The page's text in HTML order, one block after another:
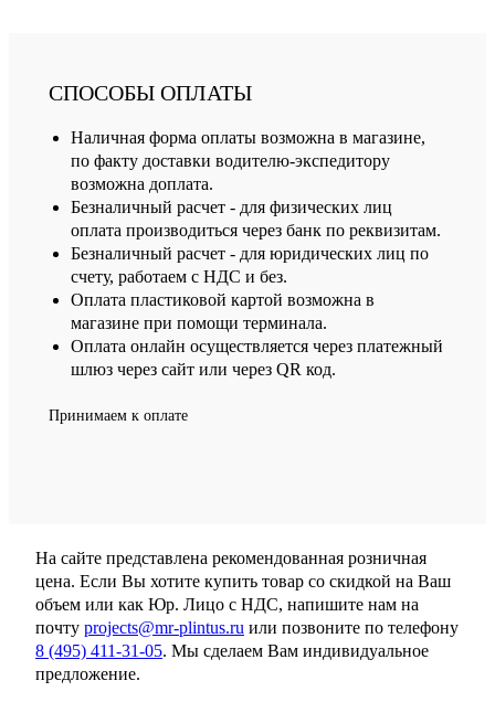
СПОСОБЫ ОПЛАТЫ
Наличная форма оплаты возможна в магазине,
по факту доставки водителю-экспедитору
возможна доплата.
Безналичный расчет - для физических лиц
оплата производиться через банк по реквизитам.
Безналичный расчет - для юридических лиц по
счету, работаем с НДС и без.
Оплата пластиковой картой возможна в
магазине при помощи терминала.
Оплата онлайн осуществляется через платежный
шлюз через сайт или через QR код.
Принимаем к оплате
На сайте представлена рекомендованная розничная
цена. Если Вы хотите купить товар со скидкой на Ваш
объем или как Юр. Лицо с НДС, напишите нам на
почту projects@mr-plintus.ru или позвоните по телефону
8 (495) 411-31-05. Мы сделаем Вам индивидуальное
предложение.